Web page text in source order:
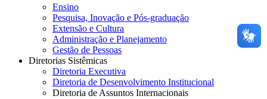
Ensino
Pesquisa, Inovação e Pós-graduação
Extensão e Cultura
Administração e Planejamento
Gestão de Pessoas
Diretorias Sistêmicas
Diretoria Executiva
Diretoria de Desenvolvimento Institucional
Diretoria de Assuntos Internacionais